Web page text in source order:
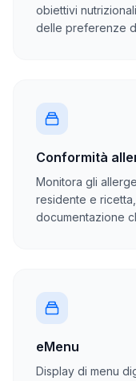
obiettivi
delle preferenze
Conformità
Monitora gli
residente e
documentazione
eMenu
Display di menu